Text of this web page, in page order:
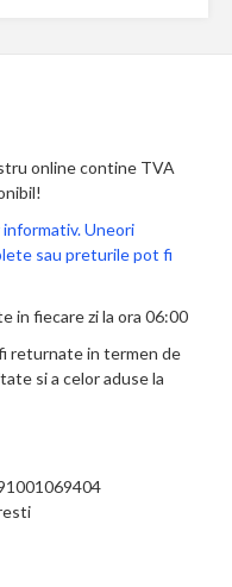
online contine TVA
Uneori
sau preturile pot fi
in fiecare zi la ora 06:00
returnate in termen de
si a celor aduse la